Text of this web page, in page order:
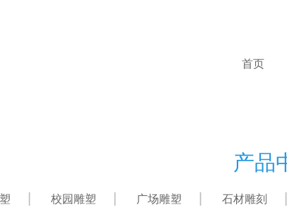
首页
产品
校园雕塑 广场雕塑 石材雕刻